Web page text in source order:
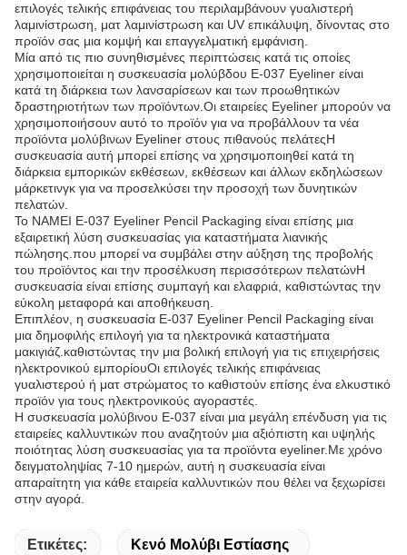
επιλογές τελικής επιφάνειας του περιλαμβάνουν γυαλιστερή
λαμινίστρωση, ματ λαμινίστρωση και UV επικάλυψη, δίνοντας στο
προϊόν σας μια κομψή και επαγγελματική εμφάνιση.
Μία από τις πιο συνηθισμένες περιπτώσεις κατά τις οποίες
χρησιμοποιείται η συσκευασία μολύβδου E-037 Eyeliner είναι
κατά τη διάρκεια των λανσαρίσεων και των προωθητικών
δραστηριοτήτων των προϊόντων.Οι εταιρείες Eyeliner μπορούν να
χρησιμοποιήσουν αυτό το προϊόν για να προβάλλουν τα νέα
προϊόντα μολύβινων Eyeliner στους πιθανούς πελάτεςΗ
συσκευασία αυτή μπορεί επίσης να χρησιμοποιηθεί κατά τη
διάρκεια εμπορικών εκθέσεων, εκθέσεων και άλλων εκδηλώσεων
μάρκετινγκ για να προσελκύσει την προσοχή των δυνητικών
πελατών.
Το NAMEI E-037 Eyeliner Pencil Packaging είναι επίσης μια
εξαιρετική λύση συσκευασίας για καταστήματα λιανικής
πώλησης.που μπορεί να συμβάλει στην αύξηση της προβολής
του προϊόντος και την προσέλκυση περισσότερων πελατώνΗ
συσκευασία είναι επίσης συμπαγή και ελαφριά, καθιστώντας την
εύκολη μεταφορά και αποθήκευση.
Επιπλέον, η συσκευασία E-037 Eyeliner Pencil Packaging είναι
μια δημοφιλής επιλογή για τα ηλεκτρονικά καταστήματα
μακιγιάζ.καθιστώντας την μια βολική επιλογή για τις επιχειρήσεις
ηλεκτρονικού εμπορίουΟι επιλογές τελικής επιφάνειας
γυαλιστερού ή ματ στρώματος το καθιστούν επίσης ένα ελκυστικό
προϊόν για τους ηλεκτρονικούς αγοραστές.
Η συσκευασία μολύβινου E-037 είναι μια μεγάλη επένδυση για τις
εταιρείες καλλυντικών που αναζητούν μια αξιόπιστη και υψηλής
ποιότητας λύση συσκευασίας για τα προϊόντα eyeliner.Με χρόνο
δειγματοληψίας 7-10 ημερών, αυτή η συσκευασία είναι
απαραίτητη για κάθε εταιρεία καλλυντικών που θέλει να ξεχωρίσει
στην αγορά.
Ετικέτες: Κενό Μολύβι Εστίασης